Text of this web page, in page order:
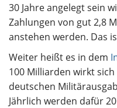
30 Jahre angelegt sein
Zahlungen von gut 2,8
anstehen werden. Das
Weiter heißt es in dem
100 Milliarden wirkt
deutschen
Jährlich werden dafür